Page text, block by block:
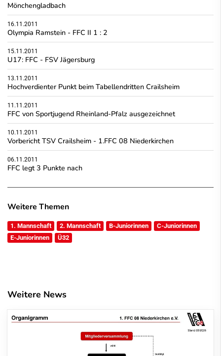
Mönchengladbach
16.11.2011
Olympia Ramstein - FFC II 1 : 2
15.11.2011
U17: FFC - FSV Jägersburg
13.11.2011
Hochverdienter Punkt beim Tabellendritten Crailsheim
11.11.2011
FFC von Sportjugend Rheinland-Pfalz ausgezeichnet
10.11.2011
Vorbericht TSV Crailsheim - 1.FFC 08 Niederkirchen
06.11.2011
FFC legt 3 Punkte nach
Weitere Themen
1. Mannschaft 2. Mannschaft B-Juniorinnen
C-Juniorinnen
E-Juniorinnen
Ü32
Weitere News